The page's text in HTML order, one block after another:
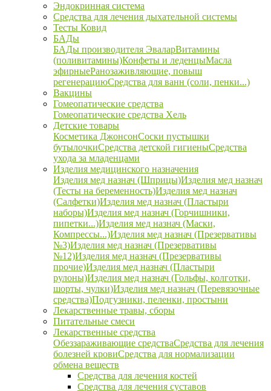
Эндокринная система
Средства для лечения дыхательной системы
Тесты Ковид
БАДы
БАДы производителя ЭваларВитамины
(поливитамины)Конфеты и леденцыМасла
эфирныеРанозаживляющие, повыш
регенерациюСредства для ванн (соли, пенки...)
Вакцины
Гомеопатические средства
Гомеопатические средства Хель
Детские товары
Косметика ДжонсонСоски пустышки
бутылочкиСредства детской гигиеныСредства
ухода за младенцами
Изделия медицинского назначения
Изделия мед назнач (Шприцы)Изделия мед назнач
(Тесты на беременность)Изделия мед назнач
(Салфетки)Изделия мед назнач (Пластыри
наборы)Изделия мед назнач (Горчишники,
пипетки...)Изделия мед назнач (Маски,
Компрессы...)Изделия мед назнач (Презервативы
№3)Изделия мед назнач (Презервативы
№12)Изделия мед назнач (Презервативы
прочие)Изделия мед назнач (Пластыри
рулоны)Изделия мед назнач (Гольфы, колготки,
шорты, чулки)Изделия мед назнач (Перевязочные
средства)Подгузники, пеленки, простыни
Лекарственные травы, сборы
Питательные смеси
Лекарственные средства
Обеззараживающие средстваСредства для лечения
болезней кровиСредства для нормализации
обмена веществ
Средства для лечения костей
Средства для лечения суставов